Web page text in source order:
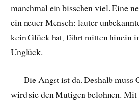
manchmal ein bisschen viel. Eine
ein neuer Mensch: lauter
kein Glück hat, fährt mitten hinein
Unglück.
Die Angst ist da. Deshalb muss
wird sie den Mutigen belohnen. Mit